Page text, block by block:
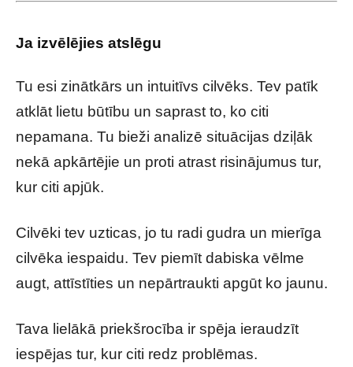
Ja izvēlējies atslēgu
Tu esi zinātkārs un intuitīvs cilvēks. Tev patīk
atklāt lietu būtību un saprast to, ko citi
nepamana. Tu bieži analizē situācijas dziļāk
nekā apkārtējie un proti atrast risinājumus tur,
kur citi apjūk.
Cilvēki tev uzticas, jo tu radi gudra un mierīga
cilvēka iespaidu. Tev piemīt dabiska vēlme
augt, attīstīties un nepārtraukti apgūt ko jaunu.
Tava lielākā priekšrocība ir spēja ieraudzīt
iespējas tur, kur citi redz problēmas.